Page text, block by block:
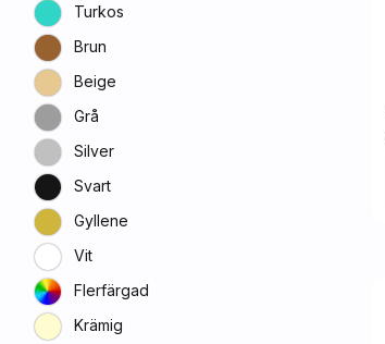
Turkos
Brun
Beige
Grå
Silver
Svart
Gyllene
Vit
Flerfärgad
Krämig